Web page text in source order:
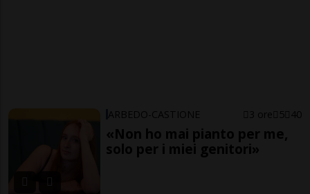
ARBEDO-CASTIONE 3 ore 5 40
«Non ho mai pianto per me,
solo per i miei genitori»